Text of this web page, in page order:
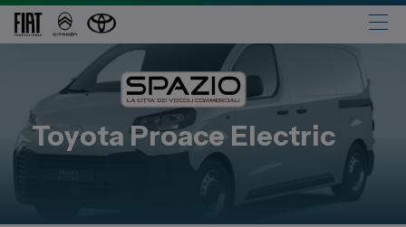
Automobili
AbarthToyotaProace Electric